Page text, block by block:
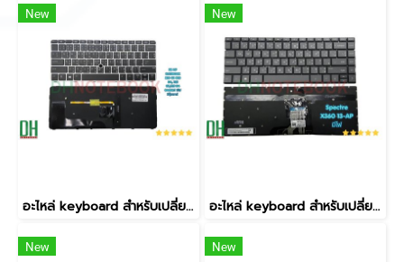
New
อะไหล่ keyboard สำหรับเปลี่ยน รุ่น ELITEBOOK 820 G3 820 G4, 725 G3,725 G4 BACKLIT มีไฟ มีปุ่มเมาส์
New
อะไหล่ keyboard สำหรับเปลี่ยน รุ่น Spectre X360 13-AP,ENVY x360 13-AR,13-AG 13-AH มีไฟ
New New